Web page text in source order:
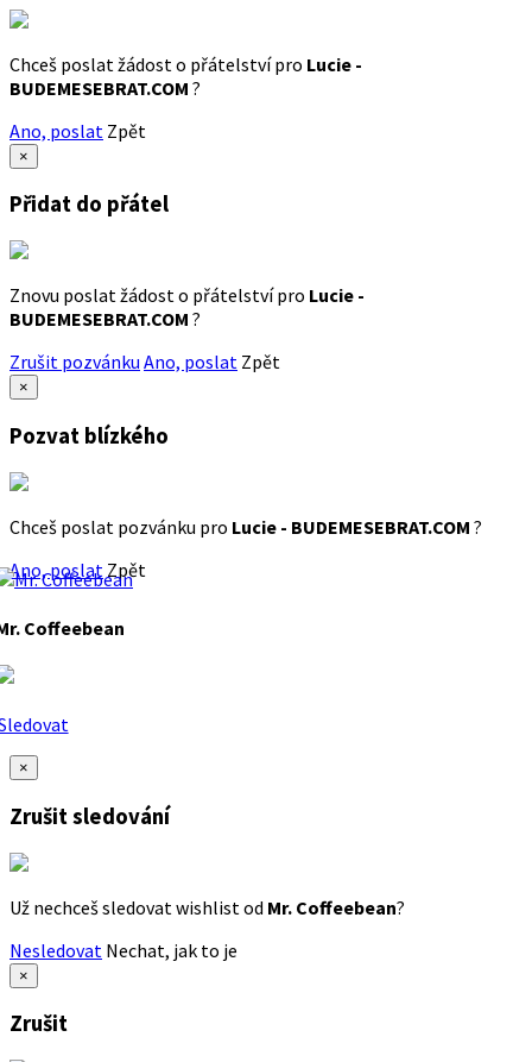
Chceš poslat žádost o přátelství pro Lucie -
BUDEMESEBRAT.COM ?
Ano, poslat Zpět
×
Přidat do přátel
Znovu poslat žádost o přátelství pro Lucie -
BUDEMESEBRAT.COM ?
Zrušit pozvánku Ano, poslat Zpět
×
Pozvat blízkého
Chceš poslat pozvánku pro Lucie - BUDEMESEBRAT.COM ?
Ano, poslat Zpět
Coffeebean
×
Zrušit sledování
Už nechceš sledovat wishlist od Mr. Coffeebean?
Nesledovat Nechat, jak to je
×
Zrušit